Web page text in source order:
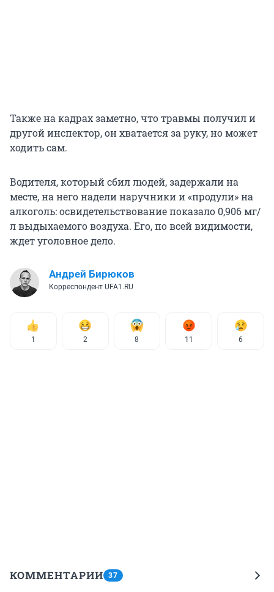
Также на кадрах заметно, что травмы получил и
другой инспектор, он хватается за руку, но может
ходить сам.
Водителя, который сбил людей, задержали на
месте, на него надели наручники и «продули» на
алкоголь: освидетельствование показало 0,906 мг/
л выдыхаемого воздуха. Его, по всей видимости,
ждет уголовное дело.
Андрей Бирюков
Корреспондент UFA1.RU
1 2 8 11 6
КОММЕНТАРИИ 37